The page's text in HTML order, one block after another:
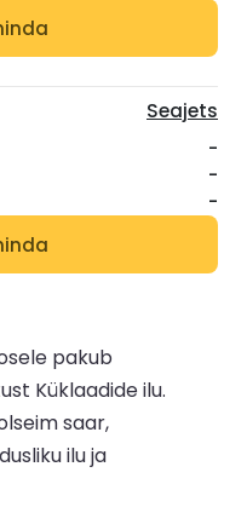
Seajets
-
-
-
pakub
Küklaadide ilu.
saar,
ilu ja